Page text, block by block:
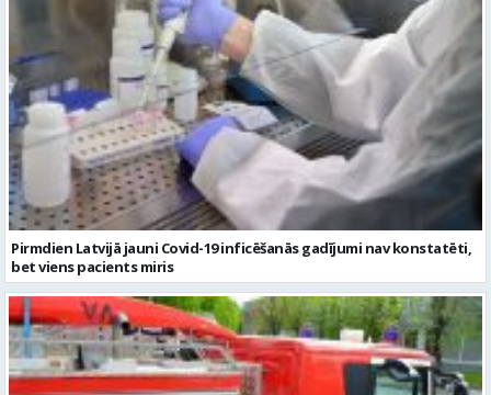
Pirmdien Latvijā jauni Covid-19 inficēšanās gadījumi nav konstatēti,
bet viens pacients miris